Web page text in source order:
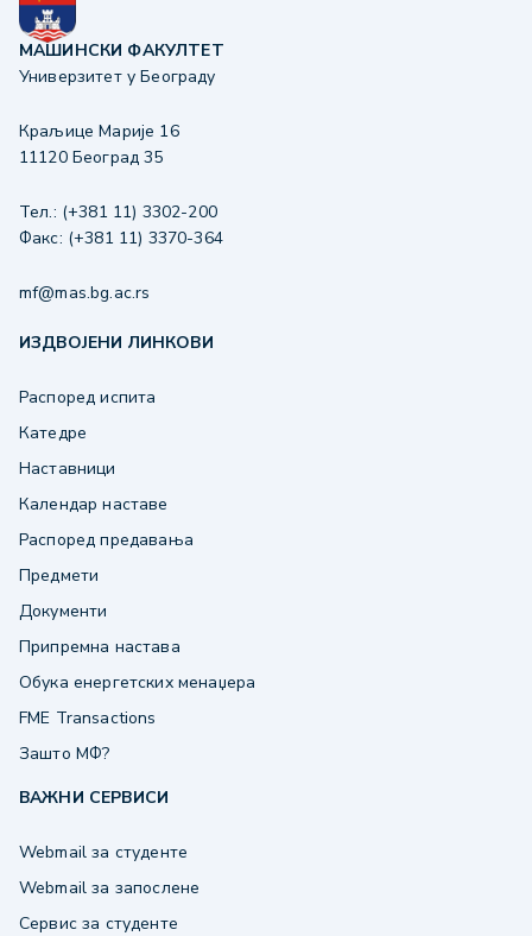
МАШИНСКИ ФАКУЛТЕТ
Универзитет у Београду
Краљице Марије 16
11120 Београд 35
Тел.: (+381 11) 3302-200
Факс: (+381 11) 3370-364
mf@mas.bg.ac.rs
ИЗДВОЈЕНИ ЛИНКОВИ
Распоред испита
Катедре
Наставници
Календар наставе
Распоред предавања
Предмети
Документи
Припремна настава
Обука енергетских менаџера
FME Transactions
Зашто МФ?
ВАЖНИ СЕРВИСИ
Webmail за студенте
Webmail за запослене
Сервис за студенте